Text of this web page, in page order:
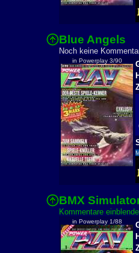
Blue Angels
Noch keine
in Powerplay 3/90
BMX
Kommentare
in Powerplay 1/88